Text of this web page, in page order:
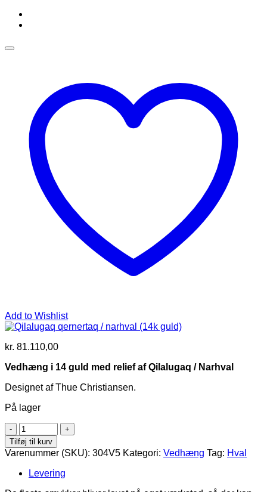
Add to Wishlist
kr. 81.110,00
Vedhæng i 14 guld med relief af Qilalugaq / Narhval
Designet af Thue Christiansen.
På lager
Qilalugaq
qernertaq
/
narhval
(14k
guld)
Tilføj til kurv
Varenummer (SKU): 304V5 Kategori: Vedhæng Tag: Hval
Levering